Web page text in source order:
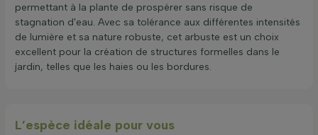
permettant à la plante de prospérer sans risque de
stagnation d'eau. Avec sa tolérance aux différentes intensités
de lumière et sa nature robuste, cet arbuste est un choix
excellent pour la création de structures formelles dans le
jardin, telles que les haies ou les bordures.
L’espèce idéale pour vous